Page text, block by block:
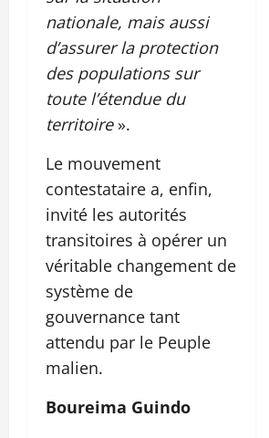
nationale, mais aussi
d’assurer la protection
des populations sur
toute l’étendue du
territoire».
Le mouvement
contestataire a, enfin,
invité les autorités
transitoires à opérer un
véritable changement de
système de
gouvernance tant
attendu par le Peuple
malien.
Boureima Guindo